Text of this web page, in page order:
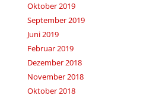
Oktober 2019
September 2019
Juni 2019
Februar 2019
Dezember 2018
November 2018
Oktober 2018